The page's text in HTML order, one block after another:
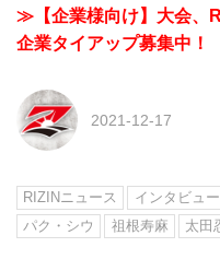
≫【企業様向け】大会、
企業タイアップ募集中！
2021-12-17
RIZINニュース インタビュー
パク・シウ
祖根寿麻 太田